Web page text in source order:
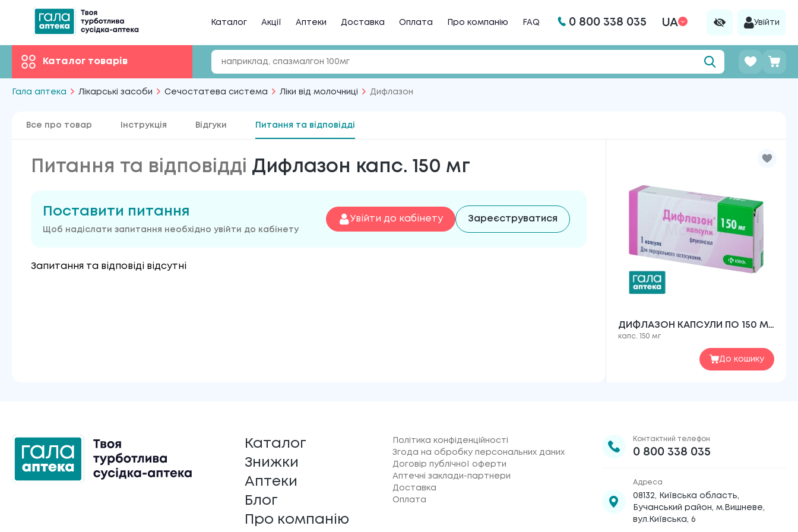
Каталог Акції Аптеки Доставка Оплата Про компанію FAQ 0 800 338 035 UA Увійти
Каталог товарів
Гала аптека Лікарські засоби Сечостатева система Ліки від молочниці Дифлазон
Все про товар Інструкція Відгуки Питання та відповідді
Питання та відповідді Дифлазон капс. 150 мг
Поставити питання
Щоб надіслати запитання необхідно увійти до кабінету
Увійти до кабінету Зареєструватися
Запитання та відповіді відсутні
ДИФЛАЗОН КАПСУЛИ ПО 150 МГ
№1
капс. 150 мг
До кошику
Каталог
Знижки
Аптеки
Блог
Про компанію
Політика конфіденційності
Згода на обробку персональних даних
Договір публічної оферти
Аптечні заклади-партнери
Доставка
Оплата
Контактний телефон
0 800 338 035
Адреса
08132, Київська область,
Бучанський район, м.Вишневе,
вул.Київська, 6